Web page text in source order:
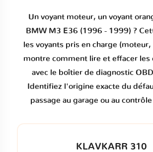
Un voyant moteur, un voyant
BMW M3 E36 (1996 - 1999) ?
les voyants pris en charge (moteur,
montre comment lire et effacer
avec le boîtier de diagnostic
Identifiez l'origine exacte du
passage au garage ou au
KLAVKARR 310